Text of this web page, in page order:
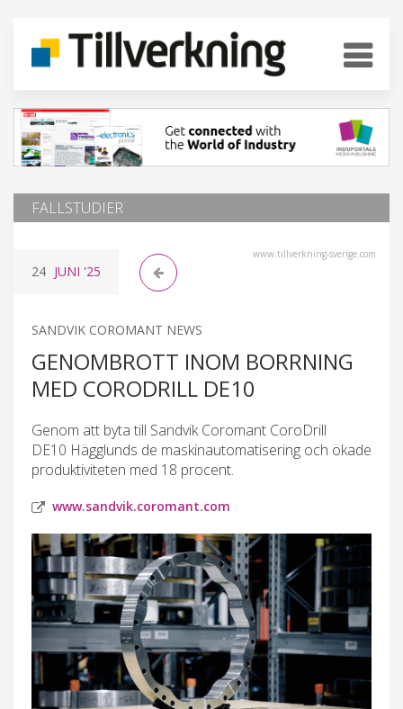
FALLSTUDIER
www.tillverkning-sverige.com
24 JUNI '25
SANDVIK COROMANT NEWS
GENOMBROTT INOM BORRNING
MED CORODRILL DE10
Genom att byta till Sandvik Coromant CoroDrill
DE10 Hägglunds de maskinautomatisering och ökade
produktiviteten med 18 procent.
www.sandvik.coromant.com